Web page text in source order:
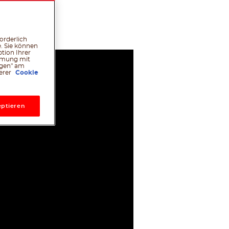
Sie können
Ihrer
mit
am
Cookie